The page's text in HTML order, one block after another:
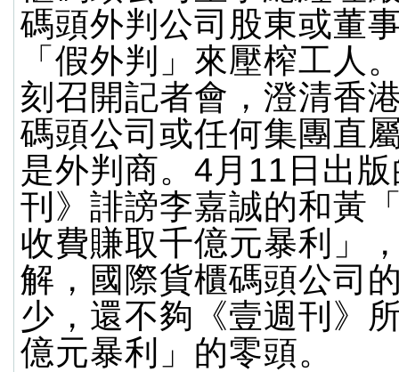
碼頭外判公司股東或董
「假外判」來壓榨工人
刻召開記者會，澄清香
碼頭公司或任何集團直
是外判商。4月11日出
刊》誹謗李嘉誠的和黃
收費賺取千億元暴利」
解，國際貨櫃碼頭公司
少，還不夠《壹週刊》
億元暴利」的零頭。